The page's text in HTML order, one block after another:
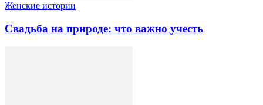
Женские истории
Свадьба на природе: что важно учесть